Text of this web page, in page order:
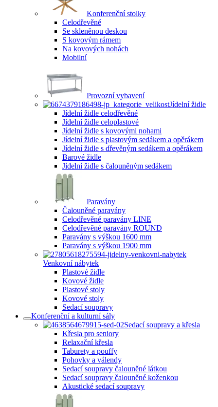
Konferenční stolky
Celodřevěné
Se skleněnou deskou
S kovovým rámem
Na kovových nohách
Mobilní
Provozní vybavení
Jídelní židle
Jídelní židle celodřevěné
Jídelní židle celoplastové
Jídelní židle s kovovými nohami
Jídelní židle s plastovým sedákem a opěrákem
Jídelní židle s dřevěným sedákem a opěrákem
Barové židle
Jídelní židle s čalouněným sedákem
Paravány
Čalouněné paravány
Celodřevěné paravány LINE
Celodřevěné paravány ROUND
Paravány s výškou 1600 mm
Paravány s výškou 1900 mm
Venkovní nábytek
Plastové židle
Kovové židle
Plastové stoly
Kovové stoly
Sedací soupravy
Konferenční a kulturní sály
Sedací soupravy a křesla
Křesla pro seniory
Relaxační křesla
Taburety a pouffy
Pohovky a válendy
Sedací soupravy čalouněné látkou
Sedací soupravy čalouněné koženkou
Akustické sedací soupravy